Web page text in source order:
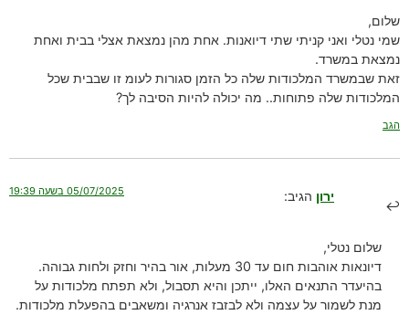
שלום,
שמי נטלי ואני קניתי שתי דיואנות. אחת מהן נמצאת אצלי בבית ואחת
נמצאת במשרד.
זאת שבמשרד המלכודות שלה כל הזמן סגורות לעומ זו שבבית שכל
המלכודות שלה פתוחות.. מה יכולה להיות הסיבה לך?
הגב
ירון הגיב: 05/07/2025 בשעה 19:39
שלום נטלי,
דיונאות אוהבות חום עד 30 מעלות, אור בהיר וחזק ולחות גבוהה.
בהיעדר התנאים האלו, ייתכן והיא תסבול, ולא תפתח מלכודות על
מנת לשמור על עצמה ולא לבזבז אנרגיה ומשאבים בהפעלת מלכודות.